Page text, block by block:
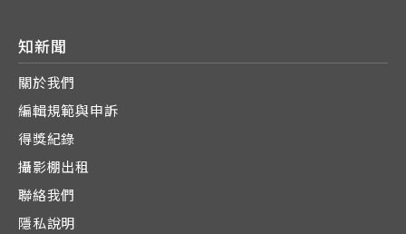
知新聞
關於我們
編輯規範與申訴
得獎紀錄
攝影棚出租
聯絡我們
隱私說明